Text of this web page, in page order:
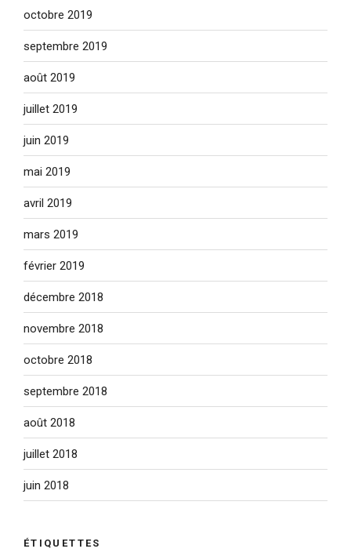
octobre 2019
septembre 2019
août 2019
juillet 2019
juin 2019
mai 2019
avril 2019
mars 2019
février 2019
décembre 2018
novembre 2018
octobre 2018
septembre 2018
août 2018
juillet 2018
juin 2018
ÉTIQUETTES